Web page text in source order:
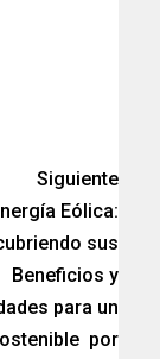
Siguiente
Eólica:
sus
Beneficios y
para un
por